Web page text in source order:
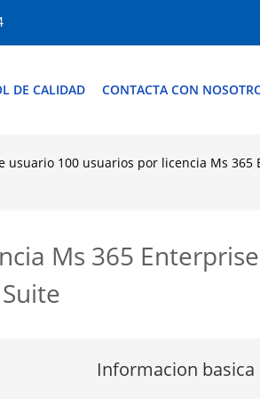
DE CALIDAD CONTACTA CON
usuario 100 usuarios por licencia Ms
Ms 365
Informacion basica